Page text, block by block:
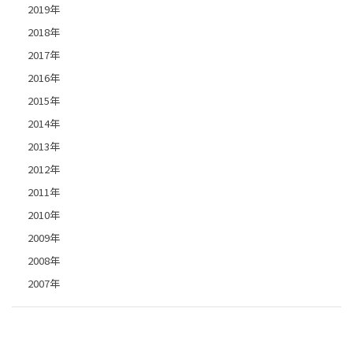
2019年
2018年
2017年
2016年
2015年
2014年
2013年
2012年
2011年
2010年
2009年
2008年
2007年